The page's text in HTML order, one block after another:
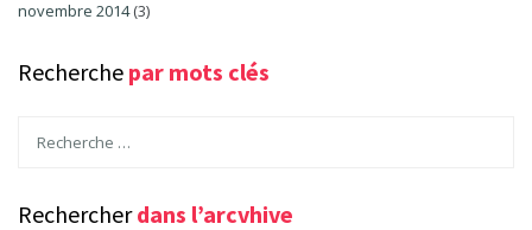
novembre 2014(3)
Recherche par mots clés
Rechercherdans l’arcvhive